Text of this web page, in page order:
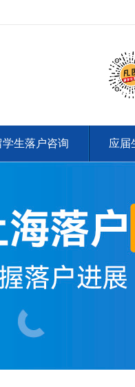
学生落户咨询 应届